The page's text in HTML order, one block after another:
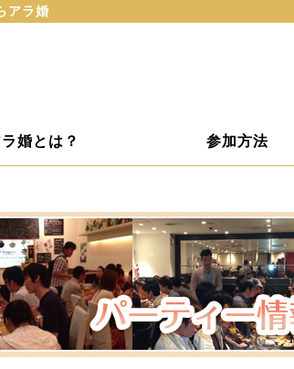
アラ婚
婚とは？ 参加方法